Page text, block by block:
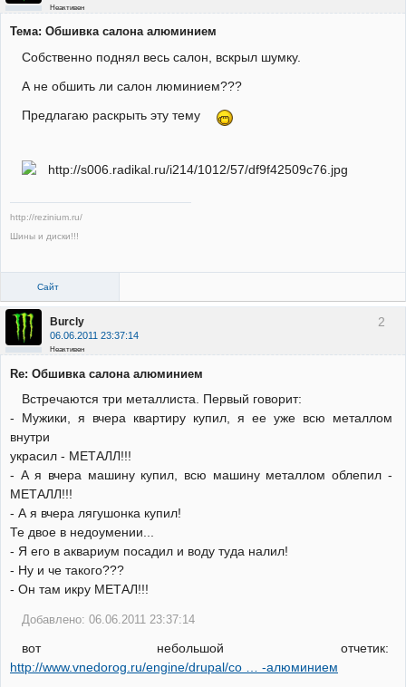
Неактивен
Тема: Обшивка салона алюминием
Собственно поднял весь салон, вскрыл шумку.
А не обшить ли салон люминием???
Предлагаю раскрыть эту тему
http://rezinium.ru/
Шины и диски!!!
Сайт
2
Burcly
06.06.2011 23:37:14
Неактивен
Re: Обшивка салона алюминием
Встречаются три металлиста. Первый говорит:
- Мужики, я вчера квартиру купил, я ее уже всю металлом
внутри
украсил - МЕТАЛЛ!!!
- А я вчера машину купил, всю машину металлом облепил -
МЕТАЛЛ!!!
- А я вчера лягушонка купил!
Те двое в недоумении...
- Я его в аквариум посадил и воду туда налил!
- Ну и че такого???
- Он там икру МЕТАЛ!!!
Добавлено: 06.06.2011 23:37:14
вот небольшой отчетик:
http://www.vnedorog.ru/engine/drupal/co … -алюминием